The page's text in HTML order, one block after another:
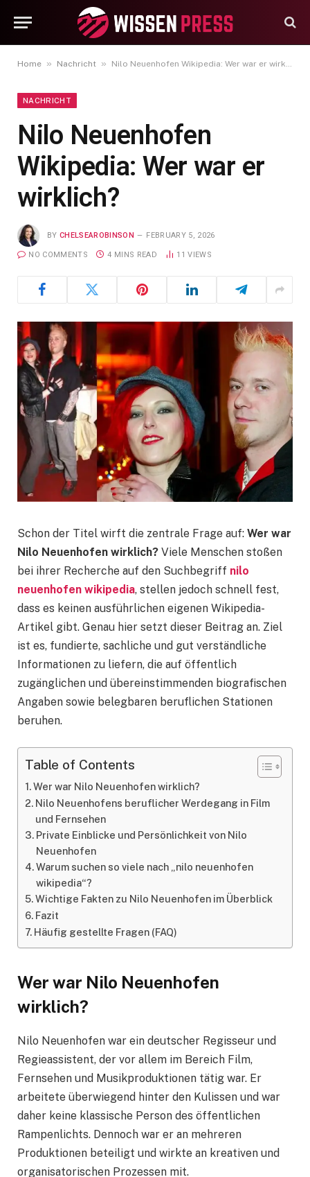
Home » Nachricht » Nilo Neuenhofen Wikipedia: Wer war er wirklich?
NACHRICHT
Nilo Neuenhofen
Wikipedia: Wer war er
wirklich?
BY CHELSEAROBINSON FEBRUARY 5, 2026
NO COMMENTS 4 MINS READ 11VIEWS
Schon der Titel wirft die zentrale Frage auf: Wer war
Nilo Neuenhofen wirklich? Viele Menschen stoßen
bei ihrer Recherche auf den Suchbegriff nilo
neuenhofen wikipedia, stellen jedoch schnell fest,
dass es keinen ausführlichen eigenen Wikipedia-
Artikel gibt. Genau hier setzt dieser Beitrag an. Ziel
ist es, fundierte, sachliche und gut verständliche
Informationen zu liefern, die auf öffentlich
zugänglichen und übereinstimmenden biografischen
Angaben sowie belegbaren beruflichen Stationen
beruhen.
Table of Contents
Wer war Nilo Neuenhofen wirklich?
Nilo Neuenhofens beruflicher Werdegang in Film
und Fernsehen
Private Einblicke und Persönlichkeit von Nilo
Neuenhofen
Warum suchen so viele nach „nilo neuenhofen
wikipedia“?
Wichtige Fakten zu Nilo Neuenhofen im Überblick
Fazit
Häufig gestellte Fragen (FAQ)
Wer war Nilo Neuenhofen
wirklich?
Nilo Neuenhofen war ein deutscher Regisseur und
Regieassistent, der vor allem im Bereich Film,
Fernsehen und Musikproduktionen tätig war. Er
arbeitete überwiegend hinter den Kulissen und war
daher keine klassische Person des öffentlichen
Rampenlichts. Dennoch war er an mehreren
Produktionen beteiligt und wirkte an kreativen und
organisatorischen Prozessen mit.